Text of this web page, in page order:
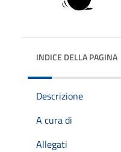
INDICE DELLA PAGINA
Descrizione
A cura di
Allegati